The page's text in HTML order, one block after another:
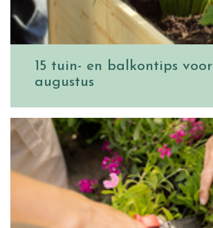
15 tuin- en balkontips voor
augustus